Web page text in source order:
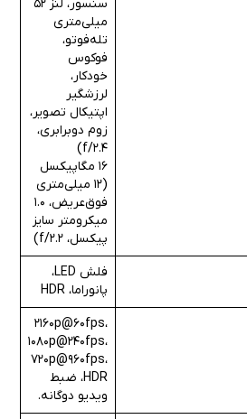
سنسور، لنز 52
میلی‌متری
تله‌فوتو،
فوکوس
خودکار،
لرزشگیر
اپتیکال تصویر،
زوم دوبرابری،
f/2.4)
16 مگاپیکسل
(12 میلی‌متری
فوق‌عریض، 1.0
میکرومتر سایز
پیکسل، f/2.2)
فلش LED،
پانوراما، HDR
2160p@60fps،
1080p@240fps،
720p@960fps،
HDR، ضبط
ویدیو دوگانه.